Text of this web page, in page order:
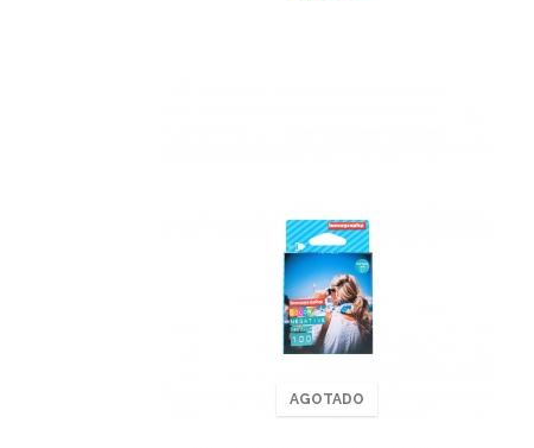
AGOTADO